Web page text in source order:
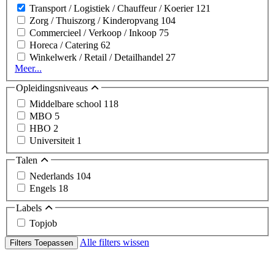
Transport / Logistiek / Chauffeur / Koerier 121
Zorg / Thuiszorg / Kinderopvang 104
Commercieel / Verkoop / Inkoop 75
Horeca / Catering 62
Winkelwerk / Retail / Detailhandel 27
Meer...
Opleidingsniveaus
Middelbare school 118
MBO 5
HBO 2
Universiteit 1
Talen
Nederlands 104
Engels 18
Labels
Topjob
Filters Toepassen Alle filters wissen